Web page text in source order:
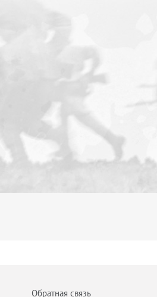
Обратная связь